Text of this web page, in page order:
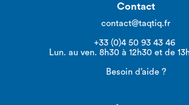
Contact
contact@taqtiq.fr
+33 (0)4 50 93 43 46
Lun. au ven. 8h30 à 12h30 et de
Besoin d’aide ?